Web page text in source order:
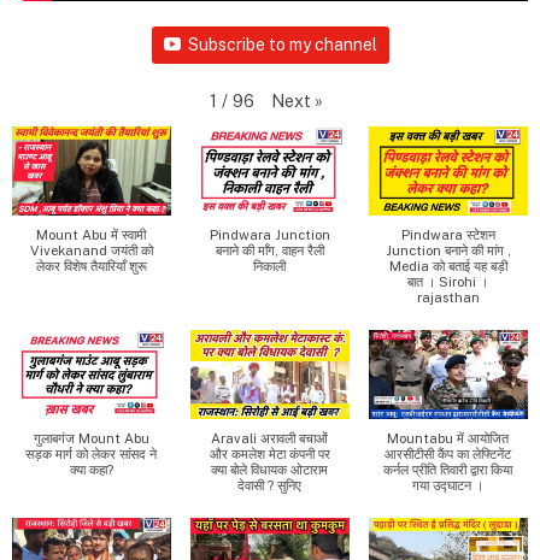
Subscribe to my channel
1 / 96 Next »
Mount Abu में स्वामी
Vivekanand जयंती को
लेकर विशेष तैयारियाँ शुरू
Pindwara Junction
बनाने की माँग, वाहन रैली
निकाली
Pindwara स्टेशन
Junction बनाने की मांग ,
Media को बताई यह बड़ी
बात । Sirohi ।
rajasthan
गुलाबगंज Mount Abu
सड़क मार्ग को लेकर सांसद ने
क्या कहा?
Aravali अरावली बचाओं
और कमलेश मेटा कंपनी पर
क्या बोले विधायक ओटाराम
देवासी ? सुनिए
Mountabu में आयोजित
आरसीटीसी कैंप का लेफ्टिनेंट
कर्नल प्रीति तिवारी द्वारा किया
गया उद्घाटन ।